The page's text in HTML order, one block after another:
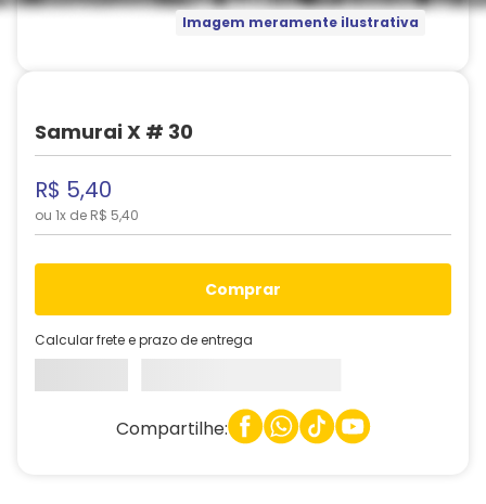
Imagem meramente ilustrativa
Samurai X # 30
R$ 5,40
ou 1x de R$ 5,40
comprar
Calcular frete e prazo de entrega
Compartilhe: